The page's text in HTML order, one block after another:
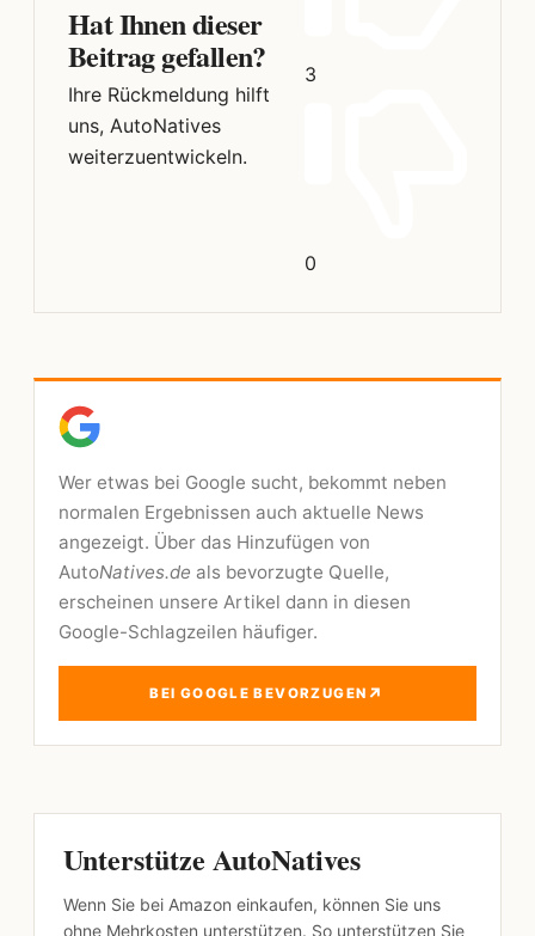
Hat Ihnen dieser
Beitrag gefallen?
Ihre Rückmeldung hilft
uns, AutoNatives
weiterzuentwickeln.
3
0
Wer etwas bei Google sucht, bekommt neben
normalen Ergebnissen auch aktuelle News
angezeigt. Über das Hinzufügen von
AutoNatives.de als bevorzugte Quelle,
erscheinen unsere Artikel dann in diesen
Google-Schlagzeilen häufiger.
BEI GOOGLE BEVORZUGEN ↗
Unterstütze AutoNatives
Wenn Sie bei Amazon einkaufen, können Sie uns
ohne Mehrkosten unterstützen. So unterstützen Sie